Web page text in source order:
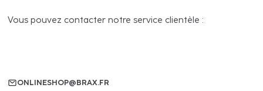
Vous pouvez contacter notre service clientèle :
ONLINESHOP@BRAX.FR